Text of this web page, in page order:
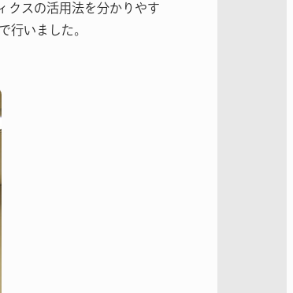
クスの活用法を分かりやす
行いました。